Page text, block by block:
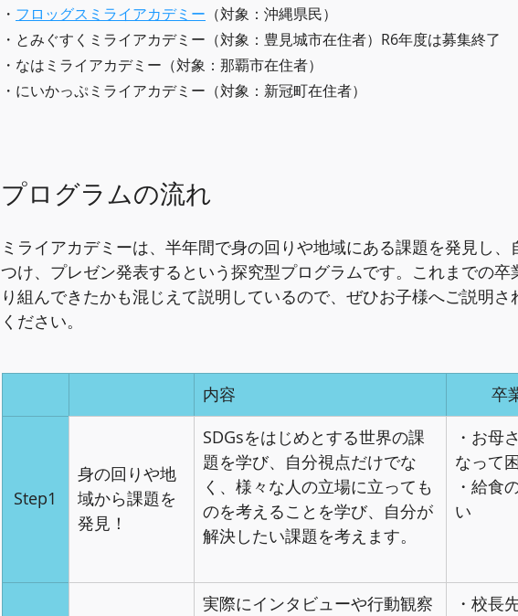
・ フロッグスミライアカデミー （対象：沖縄県民）
・とみぐすくミライアカデミー（対象：豊見城市在住者）R6年度は募集終了
・なはミライアカデミー（対象：那覇市在住者）
・にいかっぷミライアカデミー（対象：新冠町在住者）
プログラムの流れ
ミライアカデミーは、半年間で身の回りや地域にある課題を発見し
つけ、プレゼン発表するという探究型プログラムです。これまでの卒
り組んできたかも混じえて説明しているので、ぜひお子様へご説明さ
ください。
内容
Step1
身の回りや地
域から課題を
発見！
SDGsをはじめとする世界の課
題を学び、自分視点だけでな
く、様々な人の立場に立っても
のを考えることを学び、自分が
解決したい課題を考えます。
・お母
なって
・給食
い
実際にインタビューや行動観察
・校長